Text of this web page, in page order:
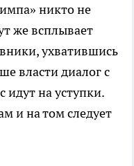
никто не
же всплывает
ухватившись
власти диалог с
идут на уступки.
и на том следует